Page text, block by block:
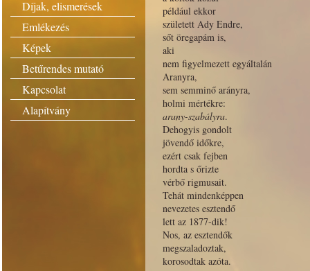
Díjak, elismerések
Emlékezés
Képek
Betűrendes mutató
Kapcsolat
Alapítvány
például ekkor
született Ady Endre,
sőt öregapám is,
aki
nem figyelmezett egyáltalán
Aranyra,
sem semminő arányra,
holmi mértékre:
arany-szabályra.
Dehogyis gondolt
jövendő időkre,
ezért csak fejben
hordta s őrizte
vérbő rigmusait.
Tehát mindenképpen
nevezetes esztendő
lett az 1877-dik!
Nos, az esztendők
megszaladoztak,
korosodtak azóta.